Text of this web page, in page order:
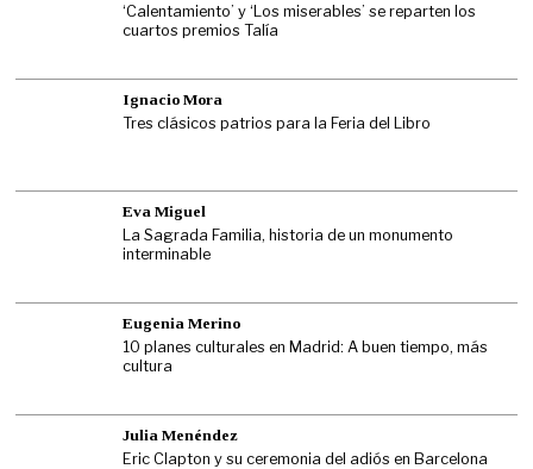
‘Calentamiento’ y ‘Los miserables’ se reparten los
cuartos premios Talía
Ignacio Mora
Tres clásicos patrios para la Feria del Libro
Eva Miguel
La Sagrada Familia, historia de un monumento
interminable
Eugenia Merino
10 planes culturales en Madrid: A buen tiempo, más
cultura
Julia Menéndez
Eric Clapton y su ceremonia del adiós en Barcelona